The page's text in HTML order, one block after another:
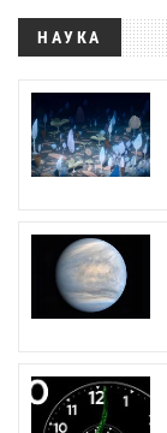
НАУКА